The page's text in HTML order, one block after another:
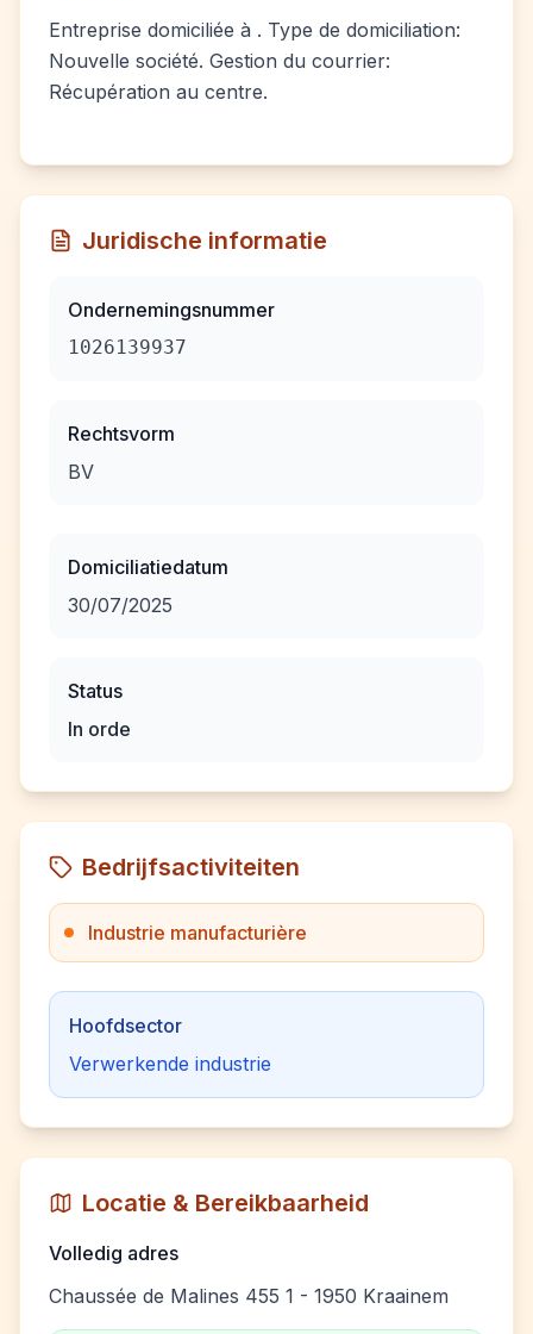
Entreprise domiciliée à . Type de domiciliation:
Nouvelle société. Gestion du courrier:
Récupération au centre.
Juridische informatie
Ondernemingsnummer
1026139937
Rechtsvorm
BV
Domiciliatiedatum
30/07/2025
Status
In orde
Bedrijfsactiviteiten
Industrie manufacturière
Hoofdsector
Verwerkende industrie
Locatie & Bereikbaarheid
Volledig adres
Chaussée de Malines 455 1 - 1950 Kraainem